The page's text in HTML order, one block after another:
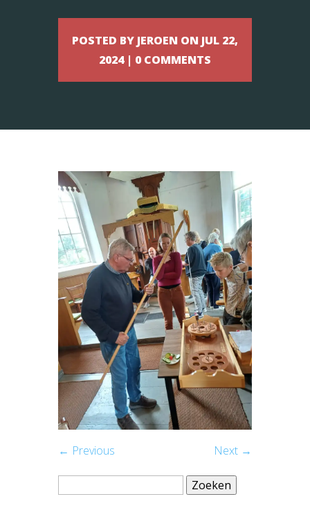
POSTED BY JEROEN ON JUL 22,
2024 | 0 COMMENTS
← Previous
Next →
Zoeken